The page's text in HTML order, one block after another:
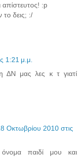
:p
το δεις; :/
1:21 μ.μ.
ΔN μας λες κ τ γιατί
Οκτωβρίου 2010 στις
παιδί μου και